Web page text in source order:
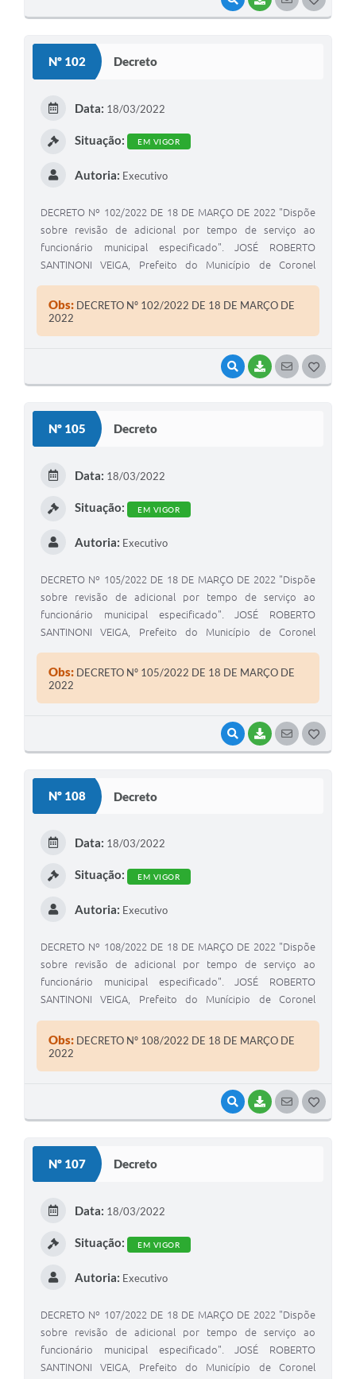
Nº 102 Decreto
VISUALIZAR
BAIXARSEGUIR
Data: 18/03/2022
Situação: EM VIGOR
Autoria: Executivo
DECRETO Nº 102/2022 DE 18 DE MARÇO DE 2022 "Dispõe
sobre revisão de adicional por tempo de serviço ao
funcionário municipal especificado". JOSÉ ROBERTO
SANTINONI VEIGA, Prefeito do Município de Coronel
legais de seu cargo.
Obs: DECRETO Nº 102/2022 DE 18 DE MARÇO DE
2022
Nº 105 Decreto
VISUALIZAR
BAIXARSEGUIR
Data: 18/03/2022
Situação: EM VIGOR
Autoria: Executivo
DECRETO Nº 105/2022 DE 18 DE MARÇO DE 2022 "Dispõe
sobre revisão de adicional por tempo de serviço ao
funcionário municipal especificado". JOSÉ ROBERTO
SANTINONI VEIGA, Prefeito do Município de Coronel
legais de seu cargo.
Obs: DECRETO Nº 105/2022 DE 18 DE MARÇO DE
2022
Nº 108 Decreto
VISUALIZAR
BAIXARSEGUIR
Data: 18/03/2022
Situação: EM VIGOR
Autoria: Executivo
DECRETO Nº 108/2022 DE 18 DE MARÇO DE 2022 "Dispõe
sobre revisão de adicional por tempo de serviço ao
funcionário municipal especificado". JOSÉ ROBERTO
SANTINONI VEIGA, Prefeito do Munícipio de Coronel
legais de seu cargo.
Obs: DECRETO Nº 108/2022 DE 18 DE MARÇO DE
2022
Nº 107 Decreto
Data: 18/03/2022
Situação: EM VIGOR
Autoria: Executivo
DECRETO Nº 107/2022 DE 18 DE MARÇO DE 2022 "Dispõe
sobre revisão de adicional por tempo de serviço ao
funcionário municipal especificado". JOSÉ ROBERTO
SANTINONI VEIGA, Prefeito do Município de Coronel